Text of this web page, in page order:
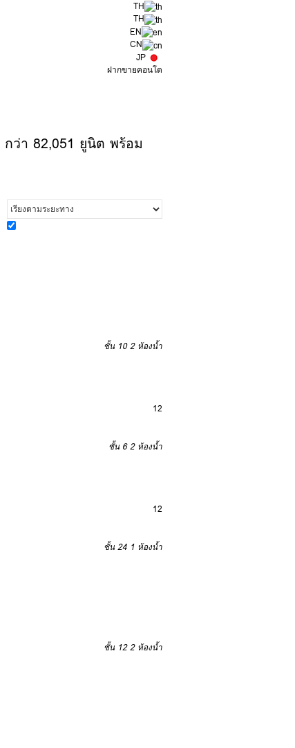
TH
TH
EN
CN
JP
ฝากขายคอนโด
ว่า 82,051 ยูนิต พร้อม
ชั้น 10 2 ห้องน้ำ
12
ชั้น 6 2 ห้องน้ำ
12
ชั้น 24 1 ห้องน้ำ
ชั้น 12 2 ห้องน้ำ